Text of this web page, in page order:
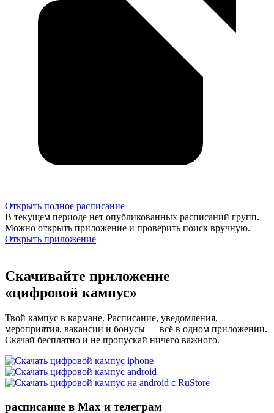
Открыть полное расписание
В текущем периоде нет опубликованных расписаний групп.
Можно открыть приложение и проверить поиск вручную.
Открыть приложение
Скачивайте приложение
«цифровой кампус»
Твой кампус в кармане. Расписание, уведомления,
мероприятия, вакансии и бонусы — всё в одном приложении.
Скачай бесплатно и не пропускай ничего важного.
расписание в Max и телеграм